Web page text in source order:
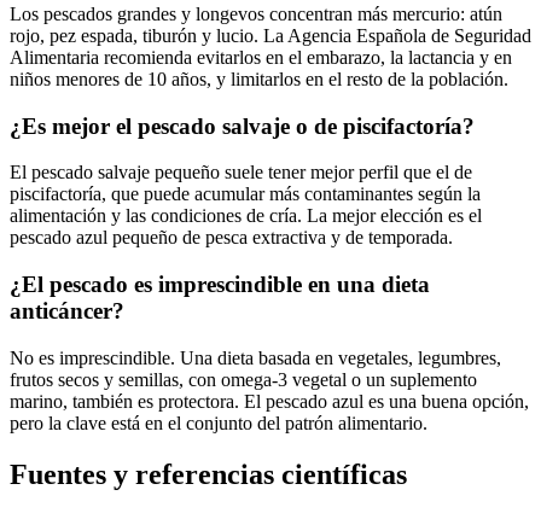
Los pescados grandes y longevos concentran más mercurio: atún
rojo, pez espada, tiburón y lucio. La Agencia Española de Seguridad
Alimentaria recomienda evitarlos en el embarazo, la lactancia y en
niños menores de 10 años, y limitarlos en el resto de la población.
¿Es mejor el pescado salvaje o de piscifactoría?
El pescado salvaje pequeño suele tener mejor perfil que el de
piscifactoría, que puede acumular más contaminantes según la
alimentación y las condiciones de cría. La mejor elección es el
pescado azul pequeño de pesca extractiva y de temporada.
¿El pescado es imprescindible en una dieta
anticáncer?
No es imprescindible. Una dieta basada en vegetales, legumbres,
frutos secos y semillas, con omega-3 vegetal o un suplemento
marino, también es protectora. El pescado azul es una buena opción,
pero la clave está en el conjunto del patrón alimentario.
Fuentes y referencias científicas